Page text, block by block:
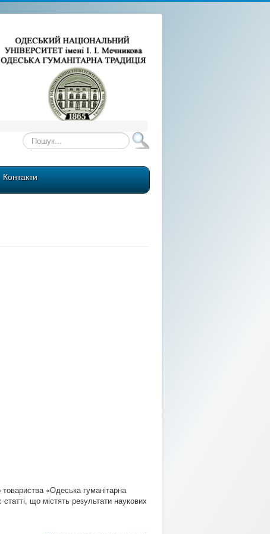
Пошук...
Контакти
«Одеська гуманітарна
що містять результати наукових